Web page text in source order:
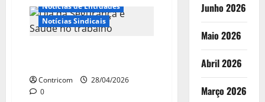
que
trabalham
44h
semanais
Ipea
Notícias de Entidades
Notícias Sindicais
Contricom
28/04/2026
0
Junho 2026
Maio 2026
Abril 2026
Março 2026